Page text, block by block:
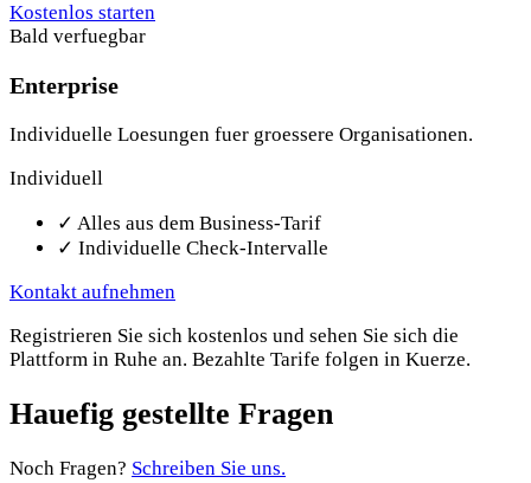
Kostenlos starten
Bald verfuegbar
Enterprise
Individuelle Loesungen fuer groessere Organisationen.
Individuell
✓ Alles aus dem Business-Tarif
✓ Individuelle Check-Intervalle
Kontakt aufnehmen
Registrieren Sie sich kostenlos und sehen Sie sich die
Plattform in Ruhe an. Bezahlte Tarife folgen in Kuerze.
Hauefig gestellte Fragen
Noch Fragen? Schreiben Sie uns.